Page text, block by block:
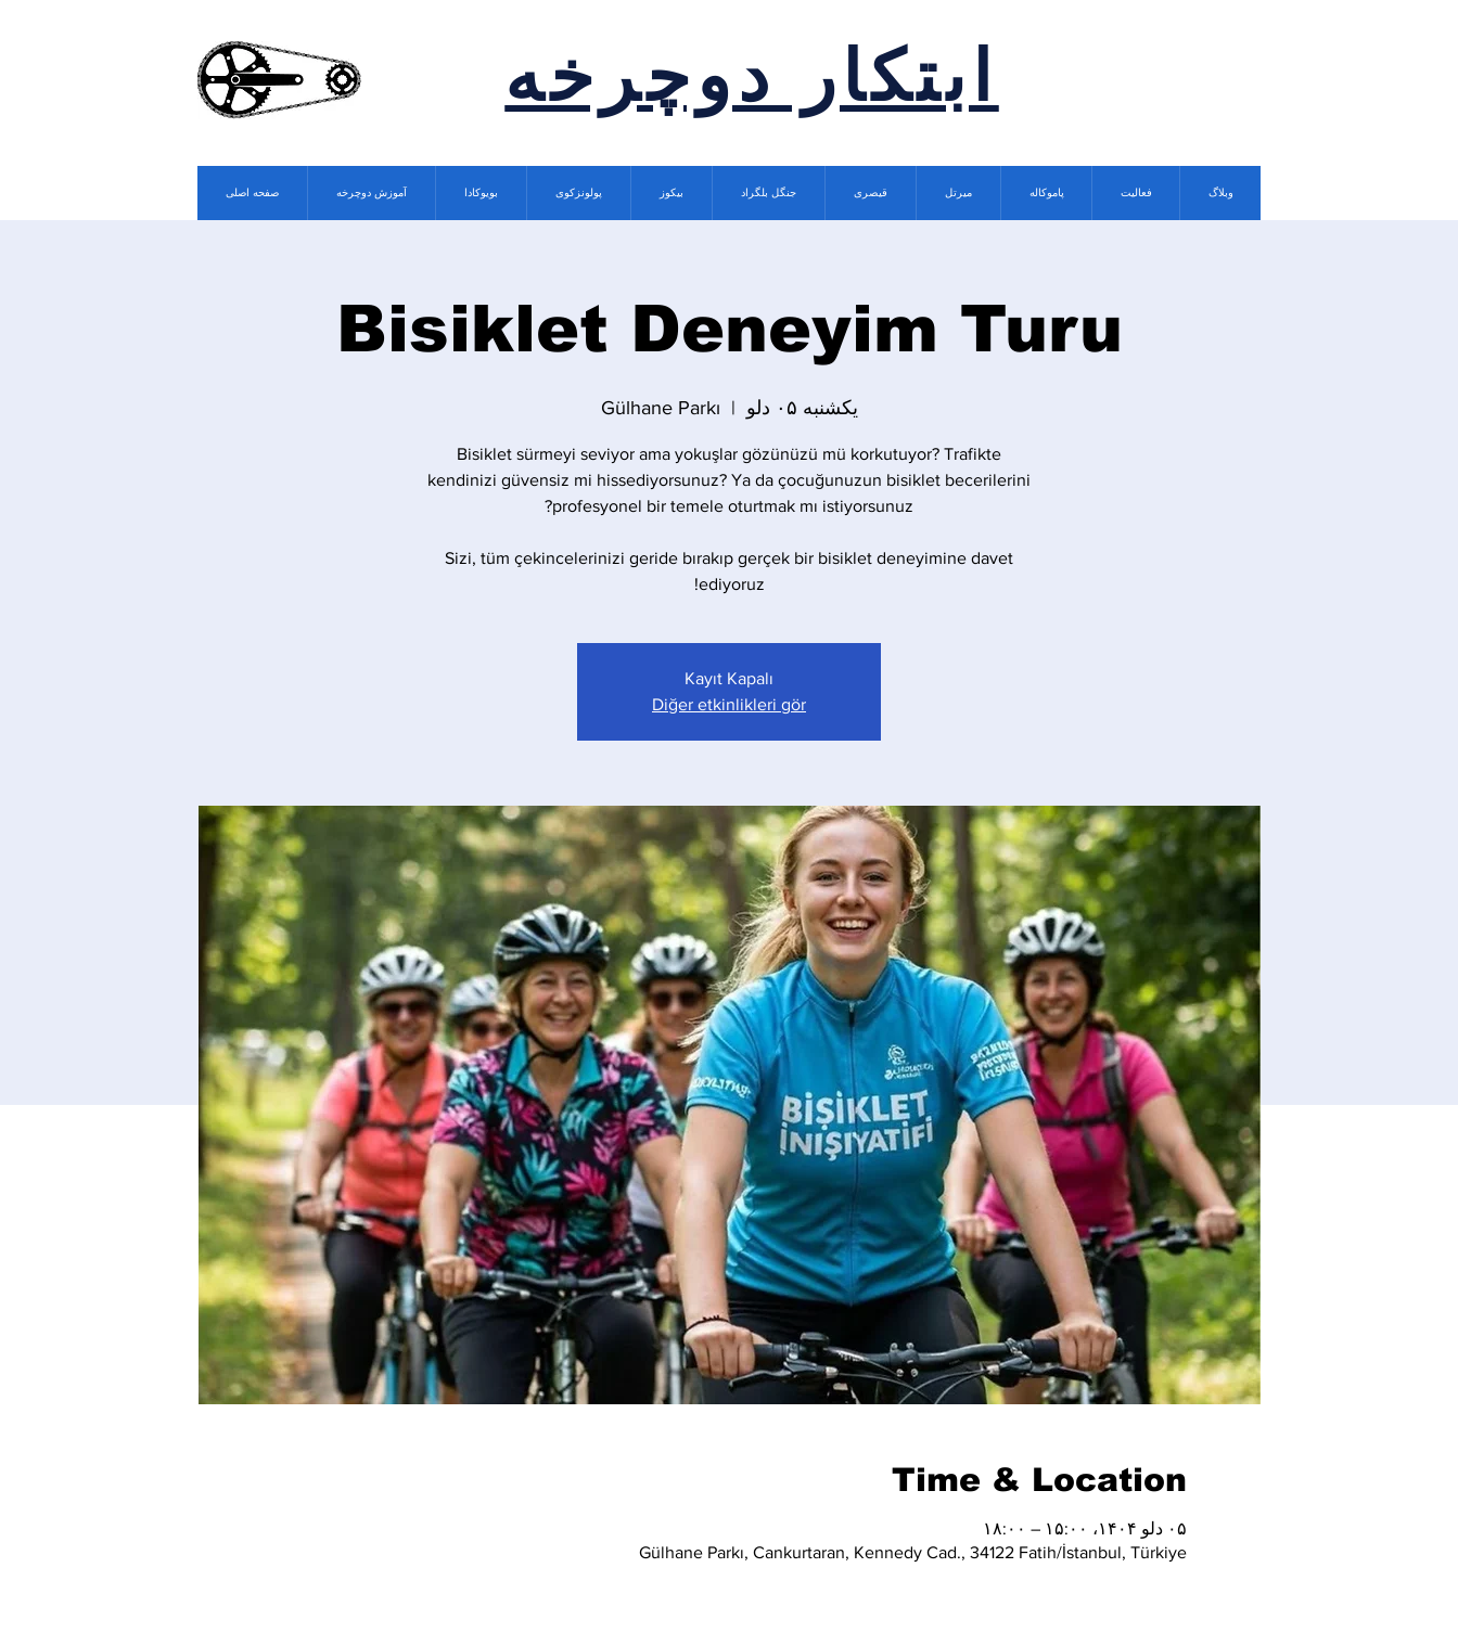
ابتکار دوچرخه
صفحه اصلی آموزش دوچرخه بویوکادا پولونزکوی بیکوز جنگل بلگراد قیصری میرتل پاموکاله فعالیت وبلاگ
Bisiklet Deneyim Turu
یکشنبه ۰۵ دلو
  |
Gülhane Parkı
Bisiklet sürmeyi seviyor ama yokuşlar gözünüzü mü korkutuyor? Trafikte
kendinizi güvensiz mi hissediyorsunuz? Ya da çocuğunuzun bisiklet becerilerini
Sizi, tüm çekincelerinizi geride bırakıp gerçek bir bisiklet deneyimine davet
ediyoruz!
Kayıt Kapalı
Diğer etkinlikleri gör
Time & Location
۰۵ دلو ۱۴۰۴، ۱۵:۰۰ – ۱۸:۰۰
Gülhane Parkı, Cankurtaran, Kennedy Cad., 34122 Fatih/İstanbul, Türkiye